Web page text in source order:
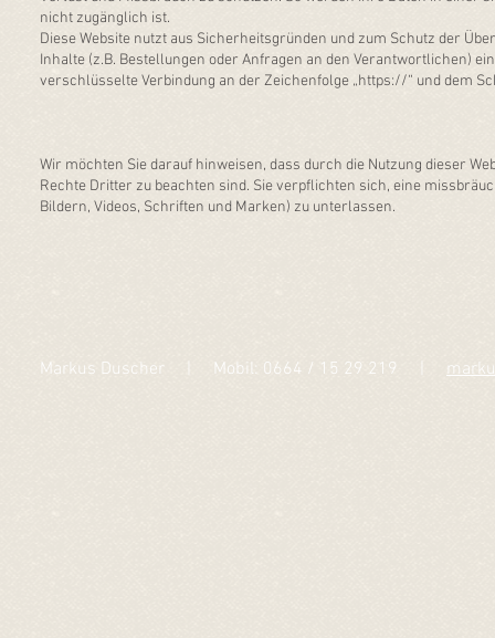
nicht zugänglich ist.
Diese Website nutzt aus Sicherheitsgründen und zum Schutz der
Inhalte (z.B. Bestellungen oder Anfragen an den Verantwortlichen)
verschlüsselte Verbindung an der Zeichenfolge „https://“ und dem
Wir möchten Sie darauf hinweisen, dass durch die Nutzung dieser
Rechte Dritter zu beachten sind. Sie verpflichten sich, eine
Bildern, Videos, Schriften und Marken) zu unterlassen.
Markus Duscher | Mobil: 0664 / 15 29 219 |